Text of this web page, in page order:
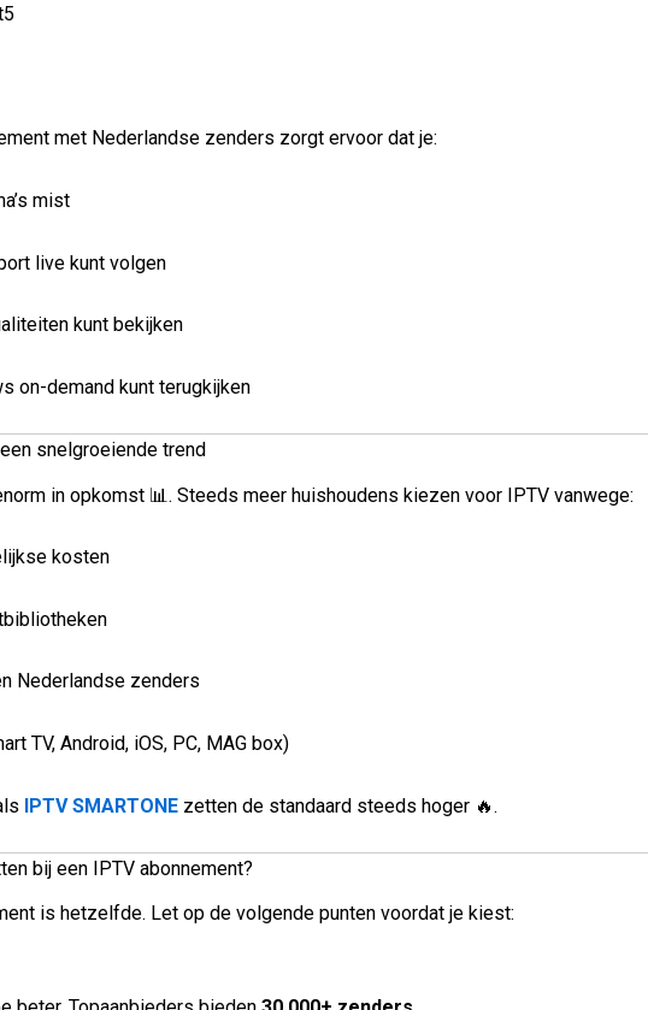
met Nederlandse zenders zorgt ervoor dat je:
mist
live kunt volgen
kunt bekijken
on-demand kunt terugkijken
snelgroeiende trend
in opkomst 📊. Steeds meer huishoudens kiezen voor IPTV vanwege:
kosten
Nederlandse zenders
TV, Android, iOS, PC, MAG box)
IPTV SMARTONE zetten de standaard steeds hoger 🔥.
bij een IPTV abonnement?
is hetzelfde. Let op de volgende punten voordat je kiest: